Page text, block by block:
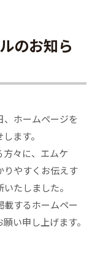
のお知ら
ホームページを
ます。
々に、エムケ
りやすくお伝えす
たしました。
するホームペー
い申し上げます。